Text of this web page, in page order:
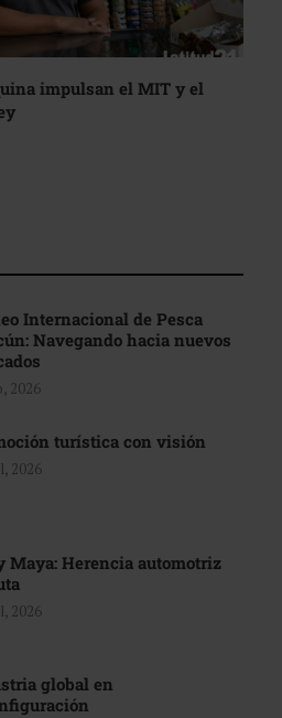
impulsan el MIT y el
Internacional de Pesca
Navegando hacia nuevos
2026
turística con visión
2026
Maya: Herencia automotriz
2026
global en